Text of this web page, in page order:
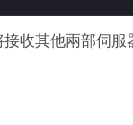
收其他兩部伺